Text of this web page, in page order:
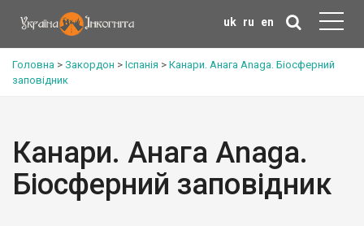
uk ru en
Головна > Закордон > Іспанія > Канари. Анага Anaga. Біосферний
заповідник
Канари. Анага Anaga.
Біосферний заповідник